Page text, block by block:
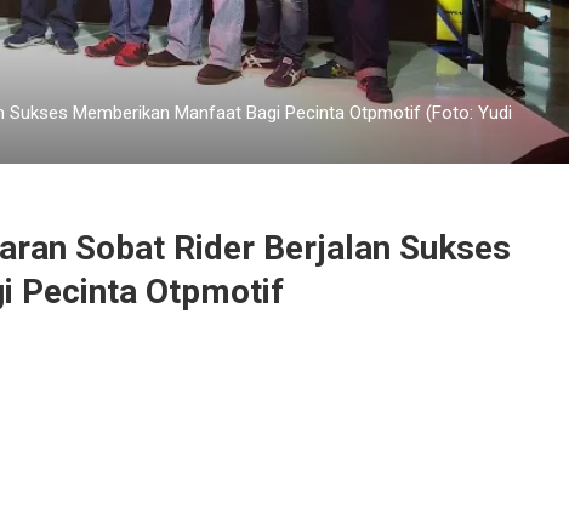
Sukses Memberikan Manfaat Bagi Pecinta Otpmotif (Foto: Yudi
Sobat Rider Berjalan Sukses
Pecinta Otpmotif